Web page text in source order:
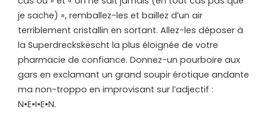
je sache) », remballez-les et baillez d’un air
terriblement cristallin en sortant. Allez-les déposer à
la Superdreckskëscht la plus éloignée de votre
pharmacie de confiance. Donnez-un pourboire aux
gars en exclamant un grand soupir érotique andante
ma non-troppo en improvisant sur l’adjectif :
N•E•I•E•N.